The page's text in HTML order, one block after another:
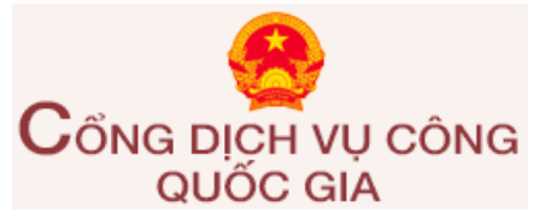
Ngày ban hành: 01/06/2026
351/2025/NĐ-CP
Tên: Nghị định số 351/2025/NĐ-CP của Chính phủ: Quy
định chuẩn nghèo đa chiều quốc gia giai đoạn 2026 - 2030
Ngày ban hành: 29/12/2026
3014/QĐ-UBND